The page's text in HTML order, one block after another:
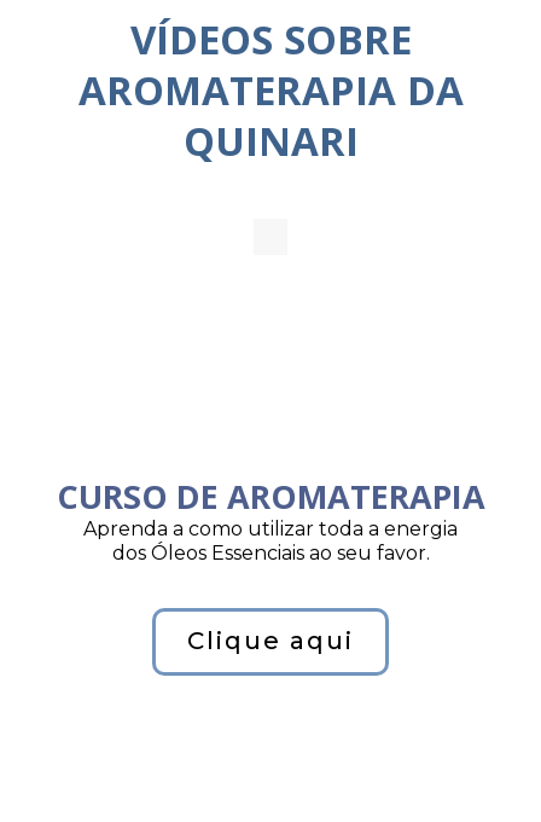
VÍDEOS SOBRE
AROMATERAPIA DA
QUINARI
CURSO DE AROMATERAPIA
Aprenda a como utilizar toda a energia
dos Óleos Essenciais ao seu favor.
Clique aqui